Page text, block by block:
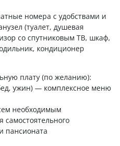
номера с удобствами и
(туалет, душевая
со спутниковым ТВ, шкаф,
кондиционер
плату (по желанию):
ужин) — комплексное меню
необходимым
самостоятельного
пансионата